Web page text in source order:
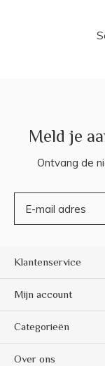
Meld je
Ontvang de
Klantenservice
Mijn account
Categorieën
Over ons